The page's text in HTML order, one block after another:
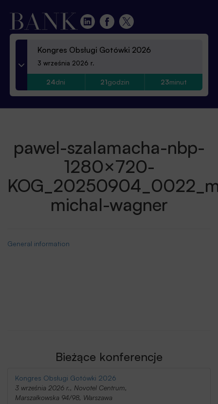
Kongres Obsługi Gotówki 2026
3 września 2026 r.
24dni 21godzin 23minut
pawel-szalamacha-nbp-
1280×720-
michal-wagner
General information
Bieżące konferencje
Kongres Obsługi Gotówki 2026
3 września 2026 r., Novotel Centrum,
Marszałkowska 94/98, Warszawa